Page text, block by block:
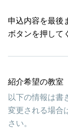
申込内容を最後
ボタンを押して
紹介希望の教室
以下の情報は書
変更される場合
さい。